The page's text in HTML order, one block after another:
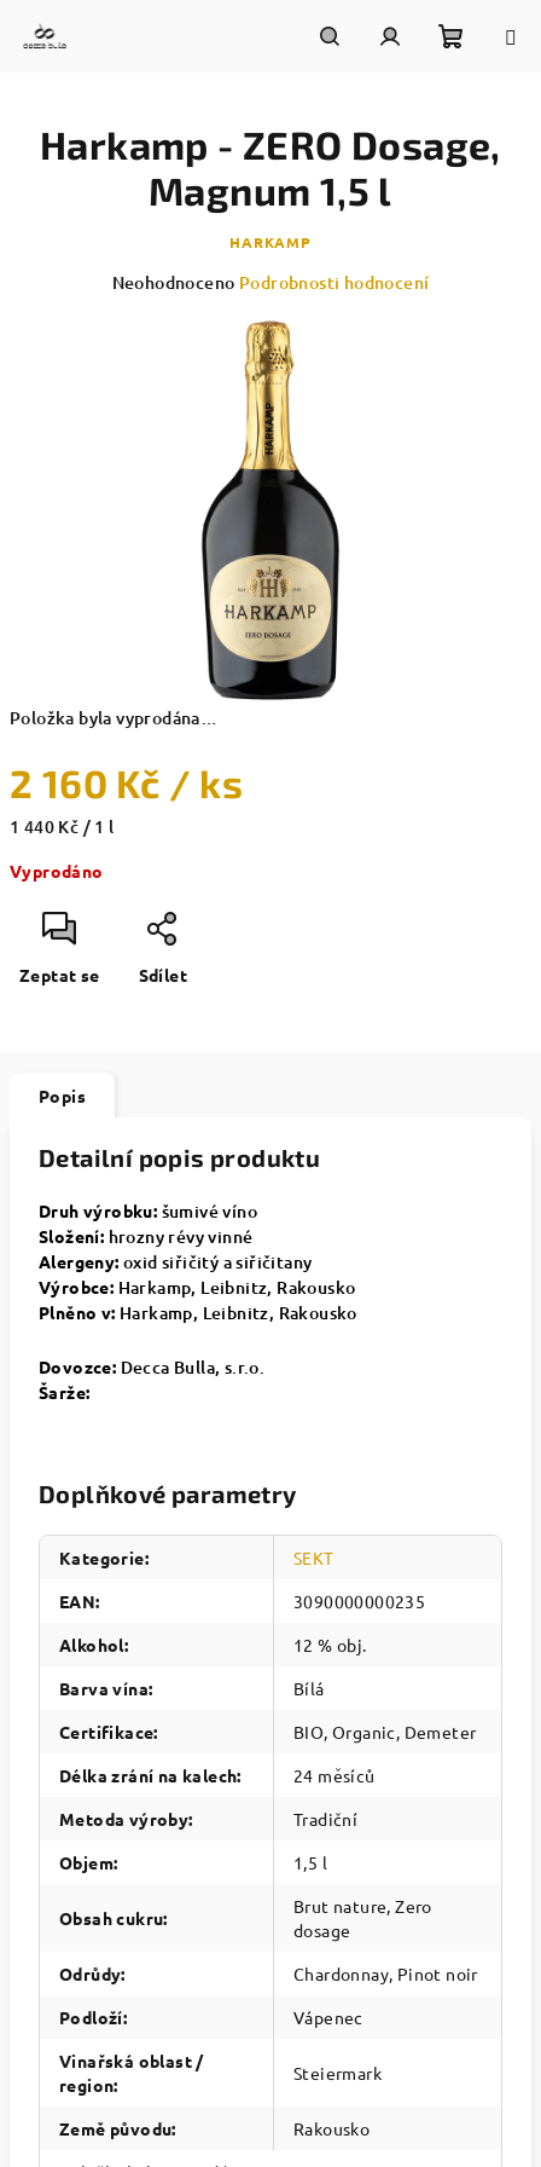
košík
Položka byla vyprodána…
2 160 Kč / ks
Měrná
1 440 Kč / 1 l
Vyprodáno
Zeptat se Sdílet
Harkamp - ZERO Dosage,
Magnum 1,5 l
HARKAMP
Průměrné
Neohodnoceno Podrobnosti hodnocení
Popis
Detailní popis produktu
Druh výrobku: šumivé víno
Složení: hrozny révy vinné
Alergeny: oxid siřičitý a siřičitany
Výrobce: Harkamp, Leibnitz, Rakousko
Plněno v: Harkamp, Leibnitz, Rakousko
Dovozce: Decca Bulla, s.r.o.
Šarže:
Doplňkové parametry
Kategorie:
SEKT
EAN:
3090000000235
Alkohol:
12 % obj.
Barva vína:
Bílá
Certifikace:
BIO, Organic, Demeter
Délka zrání na kalech:
24 měsíců
Metoda výroby:
Tradiční
Objem: 1,5 l
Obsah cukru:
Brut nature, Zero
dosage
Odrůdy:
Chardonnay, Pinot noir
Podloží:
Vápenec
Vinařská oblast /
region:
Steiermark
Země původu:
Rakousko